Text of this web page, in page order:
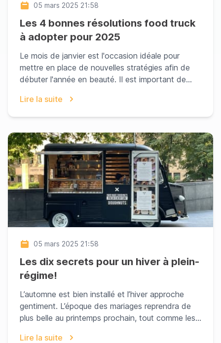
05 mars 2025 21:58
Les 4 bonnes résolutions food truck
à adopter pour 2025
Le mois de janvier est l'occasion idéale pour
mettre en place de nouvelles stratégies afin de
débuter l'année en beauté. Il est important de
Lire la suite
05 mars 2025 21:58
Les dix secrets pour un hiver à plein-
régime!
L’automne est bien installé et l’hiver approche
gentiment. L’époque des mariages reprendra de
plus belle au printemps prochain, tout comme les
Lire la suite